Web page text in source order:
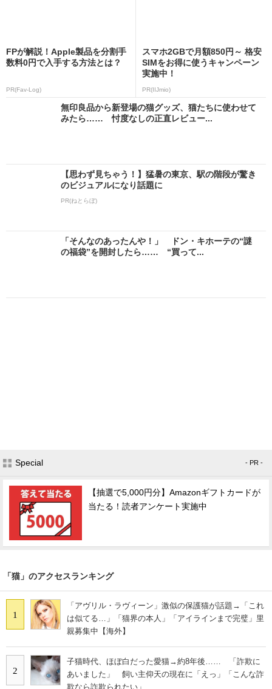
FPが解説！Apple製品を分割手
数料0円で入手する方法とは？
PR(Fav-Log)
スマホ2GBで月額850円～ 格安
SIMをお得に使うキャンペーン
実施中！
PR(IIJmio)
無印良品から新登場の猫グッズ、猫たちに使わせて
みたら…… 忖度なしの正直レビュー...
【思わず見ちゃう！】猛暑の東京、駅の階段が驚き
のビジュアルになり話題に
PR(ねとらぼ)
「そんなのあったんや！」 ドン・キホーテの“謎
の福袋”を開封したら…… “買って...
Special - PR -
【抽選で5,000円分】Amazonギフトカードが
当たる！読者アンケート実施中
「猫」のアクセスランキング
1
「アヴリル・ラヴィーン」激似の保護猫が話題→「これ
は似てる…」「猫界の本人」「アイラインまで完璧」里
親募集中【海外】
2
子猫時代、ほぼ白だった愛猫→約8年後…… 「詐欺に
あいました」 飼い主仰天の現在に「えっ」「こんな詐
欺なら詐欺られたい」